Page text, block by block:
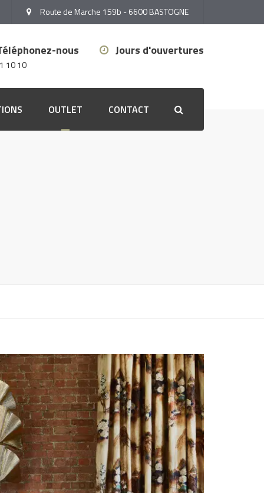
Route de Marche 159b - 6600 BASTOGNE
nous
10 10
Jours d'ouvertures
OUTLET CONTACT